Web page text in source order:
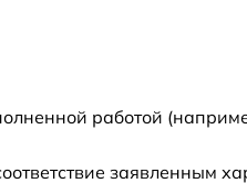
работой
заявленным